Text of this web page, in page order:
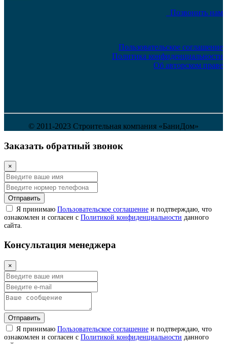
Позвонить нам
Пользовательское соглашение
Политика конфиденциальности
Об авторском праве
© 2011-2023 Строительная компания «БаниДом»
Заказать обратный звонок
×
Отправить
Я принимаю Пользовательское соглашение и подтверждаю, что
ознакомлен и согласен с Политикой конфиденциальности данного
сайта.
Консультация менеджера
×
Отправить
Я принимаю Пользовательское соглашение и подтверждаю, что
ознакомлен и согласен с Политикой конфиденциальности данного